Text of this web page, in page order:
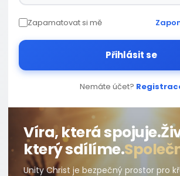
Zapamatovat si mě
Přihlásit se
Nemáte účet?
Víra, která spojuje.
který sdílíme.
Unity Christ je bezpečný prostor pro